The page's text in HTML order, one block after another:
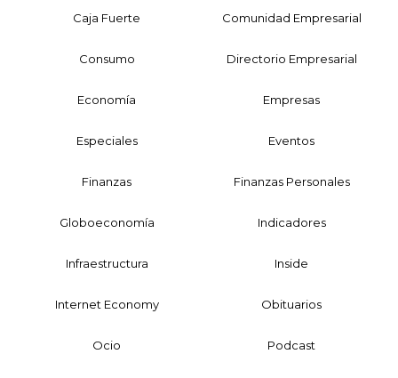
Caja Fuerte Comunidad Empresarial
Consumo Directorio Empresarial
Economía Empresas
Especiales Eventos
Finanzas Finanzas Personales
Globoeconomía Indicadores
Infraestructura Inside
Internet Economy Obituarios
Ocio Podcast